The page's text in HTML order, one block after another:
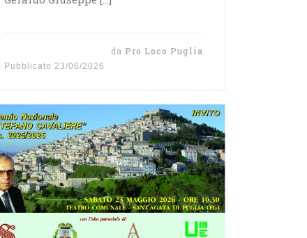
da Pro Loco Puglia
Pubblicato 23/06/2026